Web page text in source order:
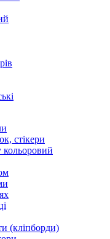
стікери
кольоровий
(кліпборди)